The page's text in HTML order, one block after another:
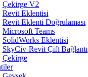
Çekirge V2
Revit Eklentisi
Revit Eklenti Doğrulaması
Microsoft Teams
SolidWorks Eklentisi
SkyCiv-Revit Çift Bağlantı
Çekirge